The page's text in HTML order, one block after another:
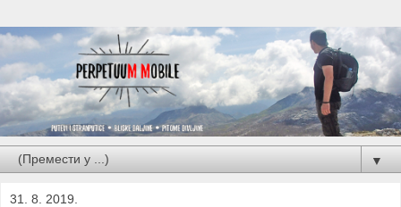
▼
31. 8. 2019.